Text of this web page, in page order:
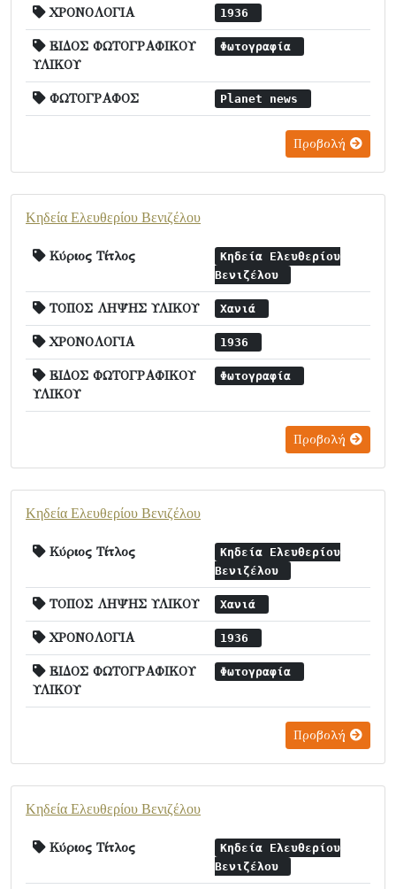
ΧΡΟΝΟΛΟΓΙΑ 1936
ΕΙΔΟΣ ΦΩΤΟΓΡΑΦΙΚΟΥ
ΥΛΙΚΟΥ
Φωτογραφία
ΦΩΤΟΓΡΑΦΟΣ Planet news
Προβολή
Κηδεία Ελευθερίου Βενιζέλου
Κύριος Τίτλος
Κηδεία Ελευθερίου
Βενιζέλου
ΤΟΠΟΣ ΛΗΨΗΣ ΥΛΙΚΟΥ Χανιά
ΧΡΟΝΟΛΟΓΙΑ 1936
ΕΙΔΟΣ ΦΩΤΟΓΡΑΦΙΚΟΥ
ΥΛΙΚΟΥ
Φωτογραφία
Προβολή
Κηδεία Ελευθερίου Βενιζέλου
Κύριος Τίτλος
Κηδεία Ελευθερίου
Βενιζέλου
ΤΟΠΟΣ ΛΗΨΗΣ ΥΛΙΚΟΥ Χανιά
ΧΡΟΝΟΛΟΓΙΑ 1936
ΕΙΔΟΣ ΦΩΤΟΓΡΑΦΙΚΟΥ
ΥΛΙΚΟΥ
Φωτογραφία
Προβολή
Κηδεία Ελευθερίου Βενιζέλου
Κύριος Τίτλος
Κηδεία Ελευθερίου
Βενιζέλου